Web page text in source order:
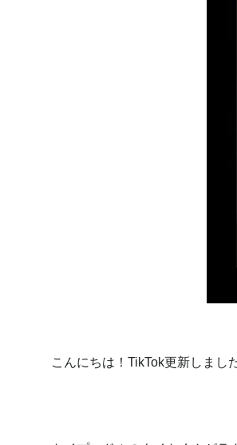
こんにちは！TikTok更新しまし